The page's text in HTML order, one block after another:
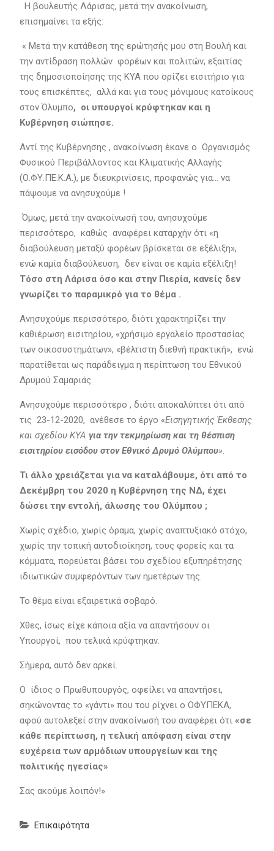
Η βουλευτής Λάρισας, μετά την ανακοίνωση,
επισημαίνει τα εξής:
« Μετά την κατάθεση της ερώτησής μου στη Βουλή και
την αντίδραση πολλών φορέων και πολιτών, εξαιτίας
της δημοσιοποίησης της ΚΥΑ που ορίζει εισιτήριο για
τους επισκέπτες, αλλά και για τους μόνιμους κατοίκους
στον Όλυμπο, οι υπουργοί κρύφτηκαν και η
Κυβέρνηση σιώπησε.
Αντί της Κυβέρνησης , ανακοίνωση έκανε ο Οργανισμός
Φυσικού Περιβάλλοντος και Κλιματικής Αλλαγής
(Ο.ΦΥ.ΠΕ.Κ.Α.), με διευκρινίσεις, προφανώς για… να
πάψουμε να ανησυχούμε !
Όμως, μετά την ανακοίνωσή του, ανησυχούμε
περισσότερο, καθώς αναφέρει καταρχήν ότι «η
διαβούλευση μεταξύ φορέων βρίσκεται σε εξέλιξη»,
ενώ καμία διαβούλευση, δεν είναι σε καμία εξέλιξη!
Τόσο στη Λάρισα όσο και στην Πιερία, κανείς δεν
γνωρίζει το παραμικρό για το θέμα .
Ανησυχούμε περισσότερο, διότι χαρακτηρίζει την
καθιέρωση εισιτηρίου, «χρήσιμο εργαλείο προστασίας
των οικοσυστημάτων», «βέλτιστη διεθνή πρακτική», ενώ
παρατίθεται ως παράδειγμα η περίπτωση του Εθνικού
Δρυμού Σαμαριάς.
Ανησυχούμε περισσότερο , διότι αποκαλύπτει ότι από
τις 23-12-2020, ανέθεσε το έργο «Εισηγητικής Έκθεσης
και σχεδίου ΚΥΑ για την τεκμηρίωση και τη θέσπιση
εισιτηρίου εισόδου στον Εθνικό Δρυμό Ολύμπου».
Τι άλλο χρειάζεται για να καταλάβουμε, ότι από το
Δεκέμβρη του 2020 η Κυβέρνηση της ΝΔ, έχει
δώσει την εντολή, άλωσης του Ολύμπου ;
Χωρίς σχέδιο, χωρίς όραμα, χωρίς αναπτυξιακό στόχο,
χωρίς την τοπική αυτοδιοίκηση, τους φορείς και τα
κόμματα, πορεύεται βάσει του σχεδίου εξυπηρέτησης
ιδιωτικών συμφερόντων των ημετέρων της.
Το θέμα είναι εξαιρετικά σοβαρό.
Χθες, ίσως είχε κάποια αξία να απαντήσουν οι
Υπουργοί, που τελικά κρύφτηκαν.
Σήμερα, αυτό δεν αρκεί.
Ο ίδιος ο Πρωθυπουργός, οφείλει να απαντήσει,
σηκώνοντας το «γάντι» που του ρίχνει ο ΟΦΥΠΕΚΑ,
αφού αυτολεξεί στην ανακοίνωσή του αναφέρει ότι «σε
κάθε περίπτωση, η τελική απόφαση είναι στην
ευχέρεια των αρμόδιων υπουργείων και της
πολιτικής ηγεσίας»
Σας ακούμε λοιπόν!»
Επικαιρότητα